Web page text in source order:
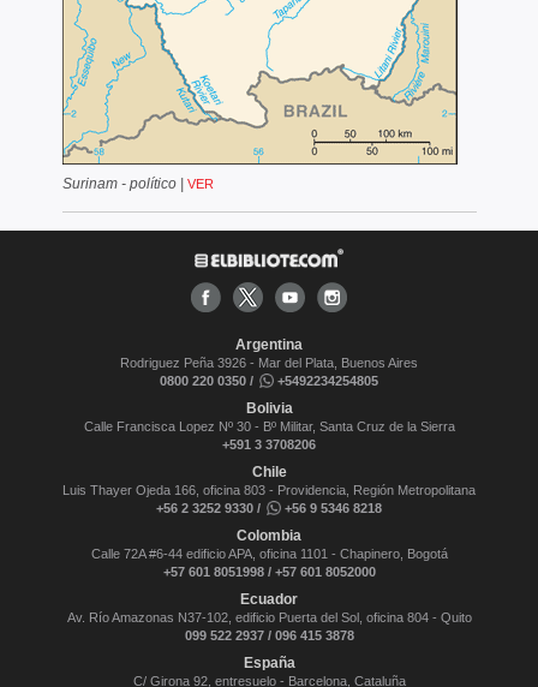
Surinam - político| VER
Argentina
Rodriguez Peña 3926 - Mar del Plata, Buenos Aires
0800 220 0350 /
+5492234254805
Bolivia
Calle Francisca Lopez Nº 30 - Bº Militar, Santa Cruz de la Sierra
+591 3 3708206
Chile
Luis Thayer Ojeda 166, oficina 803 - Providencia, Región Metropolitana
+56 2 3252 9330 /
+56 9 5346 8218
Colombia
Calle 72A #6-44 edificio APA, oficina 1101 - Chapinero, Bogotá
+57 601 8051998 / +57 601 8052000
Ecuador
Av. Río Amazonas N37-102, edificio Puerta del Sol, oficina 804 - Quito
099 522 2937 / 096 415 3878
España
C/ Girona 92, entresuelo - Barcelona, Cataluña